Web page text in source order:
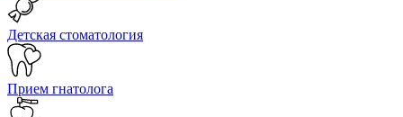
Детская стоматология
Прием гнатолога